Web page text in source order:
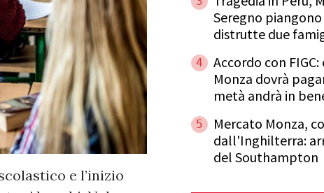
e l’inizio
Seregno
distrutte due
4
Accordo con
Monza dovrà
metà andrà in
5
Mercato Monza,
dall'Inghilterra:
del Southampton